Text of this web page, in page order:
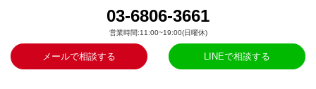
03-6806-3661
営業時間:11:00~19:00(日曜休)
メールで相談する LINEで相談する